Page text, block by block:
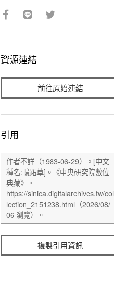
資源連結
前往原始連結
引用
複製引用資訊